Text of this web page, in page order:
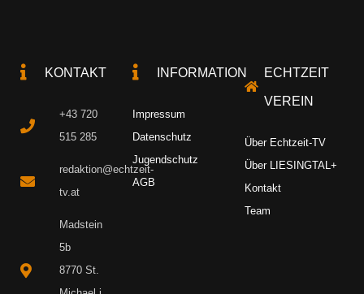
KONTAKT
+43 720
515 285
redaktion@echtzeit-
tv.at
Madstein
5b
8770 St.
INFORMATION
Impressum
Datenschutz
Jugendschutz
AGB
ECHTZEIT
VEREIN
Über Echtzeit-TV
Über LIESINGTAL+
Kontakt
Team